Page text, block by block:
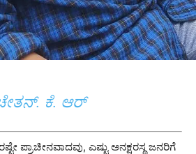
ಕೆ. ಆರ್
ಪ್ರಾಚೀನವಾದವು, ಎಷ್ಟು ಅನಕ್ಷರಸ್ಥ ಜನರಿಗೆ